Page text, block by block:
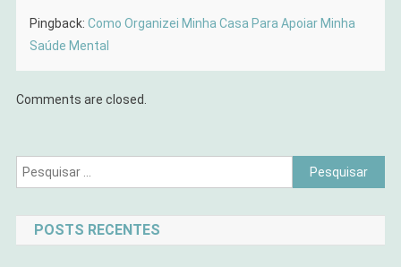
Pingback: Como Organizei Minha Casa Para Apoiar Minha
Saúde Mental
Comments are closed.
Pesquisar
por:
POSTS RECENTES